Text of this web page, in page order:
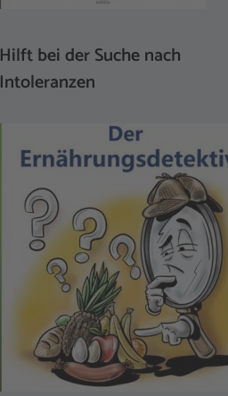
Hilft bei der Suche nach
Intoleranzen